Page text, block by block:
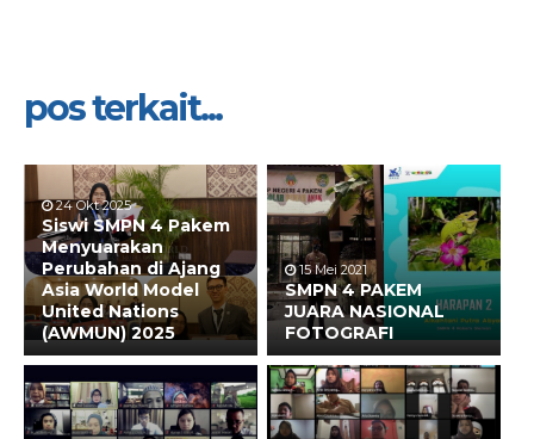
pos terkait...
24 Okt 2025
Siswi SMPN 4 Pakem
Menyuarakan
Perubahan di Ajang
Asia World Model
United Nations
(AWMUN) 2025
15 Mei 2021
SMPN 4 PAKEM
JUARA NASIONAL
FOTOGRAFI